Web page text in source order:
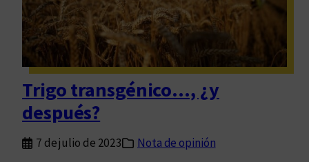
c
i
a
l
e
n
a
Trigo transgénico…, ¿y
después?
7 de julio de 2023
Nota de opinión